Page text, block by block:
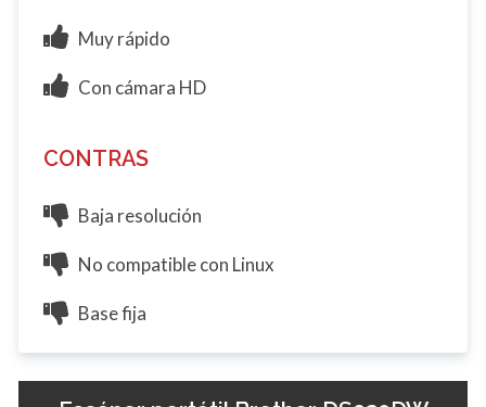
Muy rápido
Con cámara HD
CONTRAS
Baja resolución
No compatible con Linux
Base fija